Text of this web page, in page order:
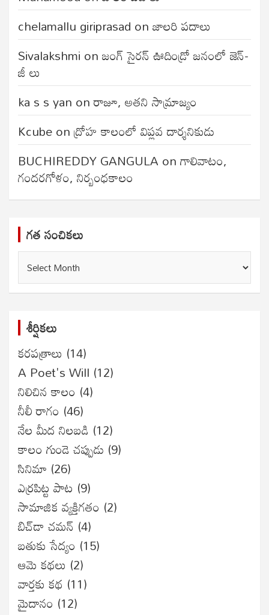
chelamallu giriprasad onజాలరి పదాలు
Sivalakshmi onజంగ్‌ సైరన్‌ ఊదిండ్రో జనంలో జెన్-
జీ లు
ka s s yan onరాజూ, అతని సామ్రాజ్యం
Kcubeonద్రోహ కాలంలో విప్లవ దార్శనికుడు
BUCHIREDDY GANGULA onగాలివాటం,
గందరగోళం, నిర్బంధకాలం
గత సంచికలు
గత
సంచికలు
శీర్షికలు
కరపత్రాలు (14)
A Poet's Will (12)
నిలిచిన కాలం (4)
నీలీ రాగం (46)
నేల మీద నిలబడి (12)
కాలం గుండె చప్పుడు (9)
సినిమా (26)
ఎర్రపిట్ట పాట (9)
సామాజిక వ్యక్తిగతం (2)
బిచ్‌డా చమన్ (4)
బతుకు సేద్యం (15)
ఆమె కథలు (2)
వార్తకు కథ (11)
మైదానం (12)